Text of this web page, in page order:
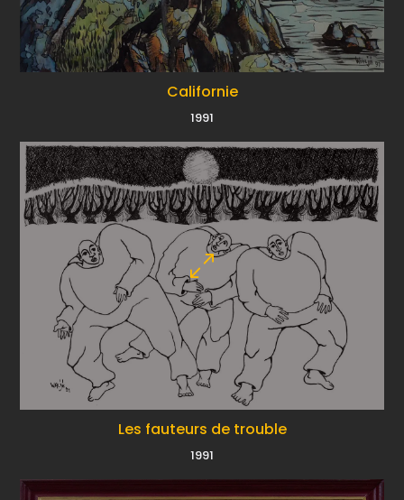
Californie
1991
Les fauteurs de trouble
1991